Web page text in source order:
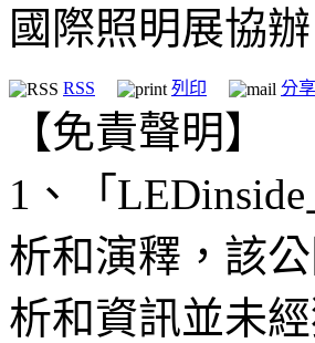
國際照明展協辦
RSS 列印 分享
【免責聲明】
1、「
析和演釋，該
析和資訊並未